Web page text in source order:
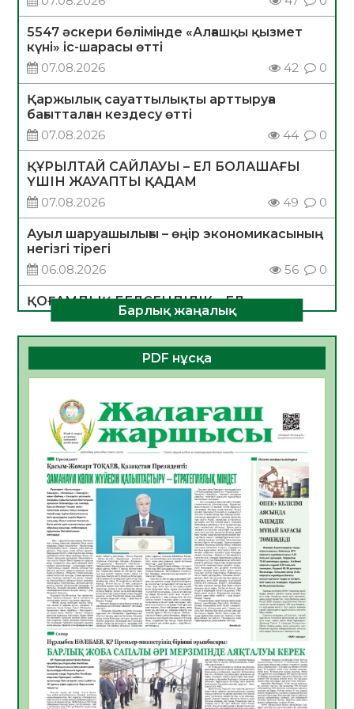
5547 әскери бөлімінде «Алғашқы қызмет
күні» іс-шарасы өтті
07.08.2026
42 0
Қаржылық сауаттылықты арттыруға
бағытталған кездесу өтті
07.08.2026
44 0
ҚҰРЫЛТАЙ САЙЛАУЫ – ЕЛ БОЛАШАҒЫ
ҮШІН ЖАУАПТЫ ҚАДАМ
07.08.2026
49 0
Ауыл шаруашылығы – өңір экономикасының
негізгі тірегі
06.08.2026
56 0
ҚОҒАМДЫҚ БЕЛСЕНДІЛІК – ЕЛ
ДАМУЫНЫҢ НЕГІЗІ
06.08.2026
54 0
ҚҰРЫЛТАЙ САЙЛАУЫ – БОЛАШАҚҚА
06.08.2026
Инфекциялық ауруларға қарсы иммундау
жұмыстарының тиімділігі
06.08.2026
58
Көкжөтел ауруы туралы
06.08.2026
56
АПВ вакцинасы туралы мәлімет
06.08.2026
57
Open Air: Қызылорда облысы полиция
департаменті 20 мыңнан астам
көрерменнің қауіпсіздігін қамтамасыз етті
06.08.2026
67
ҚЫЗЫЛОРДАДА «САНАЛЫ ҰРПАҚ –
ЖАРҚЫН БОЛАШАҚ» АТТЫ КЕҢЕЙТІЛГЕН
Барлық жаңалық
PDF нұсқа